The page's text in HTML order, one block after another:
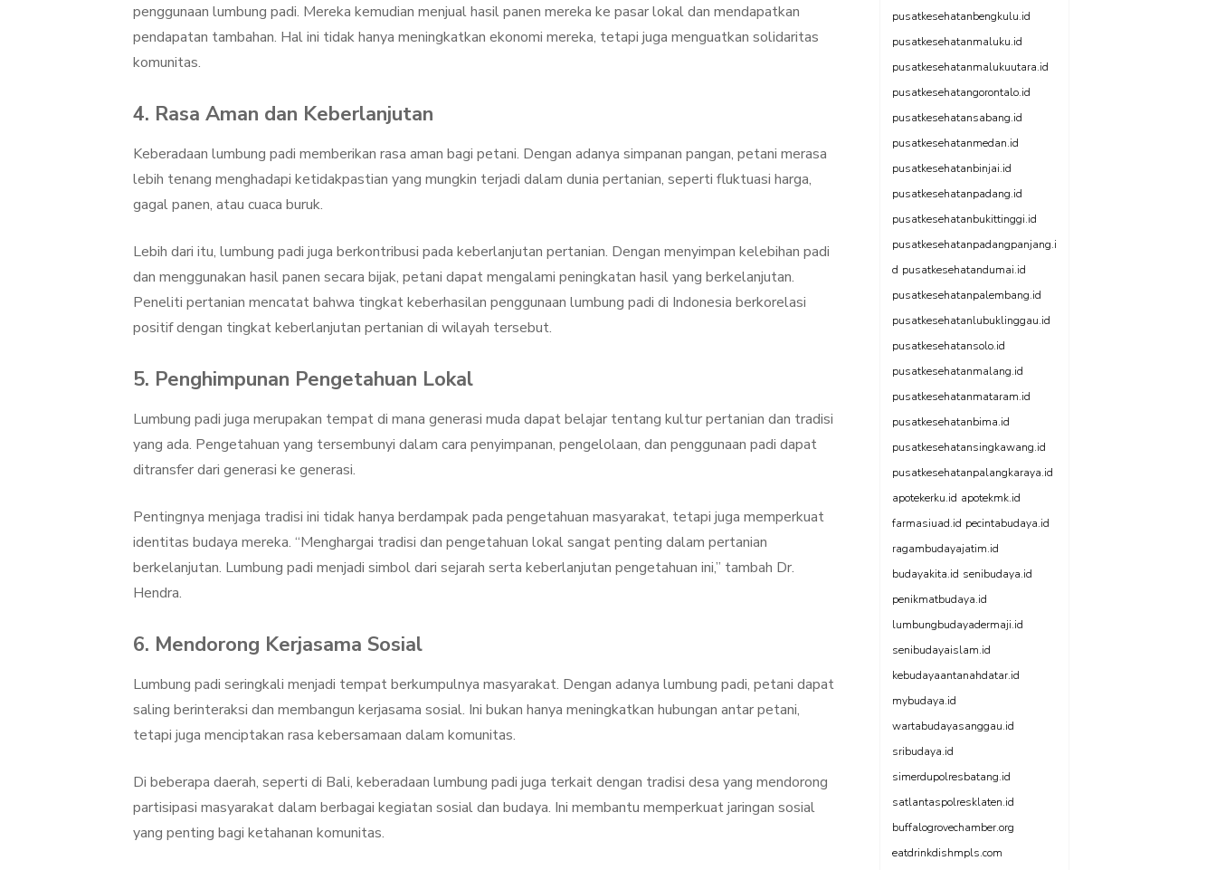
penggunaan lumbung padi. Mereka kemudian menjual hasil panen mereka ke pasar lokal dan mendapatkan
pendapatan tambahan. Hal ini tidak hanya meningkatkan ekonomi mereka, tetapi juga menguatkan solidaritas
komunitas.
4. Rasa Aman dan Keberlanjutan
Keberadaan lumbung padi memberikan rasa aman bagi petani. Dengan adanya simpanan pangan, petani merasa
lebih tenang menghadapi ketidakpastian yang mungkin terjadi dalam dunia pertanian, seperti fluktuasi harga,
gagal panen, atau cuaca buruk.
Lebih dari itu, lumbung padi juga berkontribusi pada keberlanjutan pertanian. Dengan menyimpan kelebihan padi
dan menggunakan hasil panen secara bijak, petani dapat mengalami peningkatan hasil yang berkelanjutan.
Peneliti pertanian mencatat bahwa tingkat keberhasilan penggunaan lumbung padi di Indonesia berkorelasi
positif dengan tingkat keberlanjutan pertanian di wilayah tersebut.
5. Penghimpunan Pengetahuan Lokal
Lumbung padi juga merupakan tempat di mana generasi muda dapat belajar tentang kultur pertanian dan tradisi
yang ada. Pengetahuan yang tersembunyi dalam cara penyimpanan, pengelolaan, dan penggunaan padi dapat
ditransfer dari generasi ke generasi.
Pentingnya menjaga tradisi ini tidak hanya berdampak pada pengetahuan masyarakat, tetapi juga memperkuat
identitas budaya mereka. “Menghargai tradisi dan pengetahuan lokal sangat penting dalam pertanian
berkelanjutan. Lumbung padi menjadi simbol dari sejarah serta keberlanjutan pengetahuan ini,” tambah Dr.
Hendra.
6. Mendorong Kerjasama Sosial
Lumbung padi seringkali menjadi tempat berkumpulnya masyarakat. Dengan adanya lumbung padi, petani dapat
saling berinteraksi dan membangun kerjasama sosial. Ini bukan hanya meningkatkan hubungan antar petani,
tetapi juga menciptakan rasa kebersamaan dalam komunitas.
Di beberapa daerah, seperti di Bali, keberadaan lumbung padi juga terkait dengan tradisi desa yang mendorong
partisipasi masyarakat dalam berbagai kegiatan sosial dan budaya. Ini membantu memperkuat jaringan sosial
yang penting bagi ketahanan komunitas.
pusatkesehatanbengkulu.id
pusatkesehatanmaluku.id
pusatkesehatanmalukuutara.id
pusatkesehatangorontalo.id
pusatkesehatansabang.id
pusatkesehatanmedan.id
pusatkesehatanbinjai.id
pusatkesehatanpadang.id
pusatkesehatanbukittinggi.id
pusatkesehatanpadangpanjang.i
d pusatkesehatandumai.id
pusatkesehatanpalembang.id
pusatkesehatanlubuklinggau.id
pusatkesehatansolo.id
pusatkesehatanmalang.id
pusatkesehatanmataram.id
pusatkesehatanbima.id
pusatkesehatansingkawang.id
pusatkesehatanpalangkaraya.id
apotekerku.id apotekmk.id
farmasiuad.id pecintabudaya.id
ragambudayajatim.id
budayakita.id senibudaya.id
penikmatbudaya.id
lumbungbudayadermaji.id
senibudayaislam.id
kebudayaantanahdatar.id
mybudaya.id
wartabudayasanggau.id
sribudaya.id
simerdupolresbatang.id
satlantaspolresklaten.id
buffalogrovechamber.org
eatdrinkdishmpls.com